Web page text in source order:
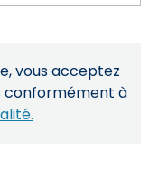
vous acceptez
conformément à